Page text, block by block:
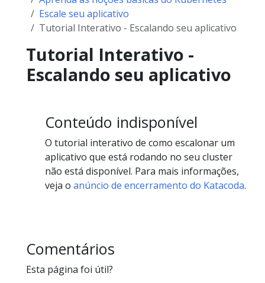
Escale seu aplicativo
Tutorial Interativo - Escalando seu aplicativo
Tutorial Interativo -
Escalando seu aplicativo
Conteúdo indisponível
O tutorial interativo de como escalonar um
aplicativo que está rodando no seu cluster
não está disponível. Para mais informações,
veja o anúncio de encerramento do Katacoda.
Comentários
Esta página foi útil?